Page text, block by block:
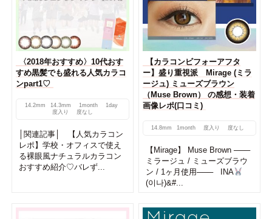
〈2018年おすすめ〉10代おす
すめ黒髪でも盛れる人気カラコ
ンpart1♡
14.2mm 14.3mm 1month
1day
度入り
度なし
│関連記事│ 【人気カラコン
レポ】学校・オフィスで使え
る裸眼風ナチュラルカラコン
おすすめ紹介♡バレず...
【カラコンビフォーアフタ
ー】盛り重視派 Mirage (ミラ
ージュ) ミューズブラウン
（Muse Brown） の感想・装着
画像レポ(口コミ)
14.8mm 1month 度入り 度なし
【Mirage】 Muse Brown ───
ミラージュ / ミューズブラウ
ン / 1ヶ月使用─── INA
(이나)&#...